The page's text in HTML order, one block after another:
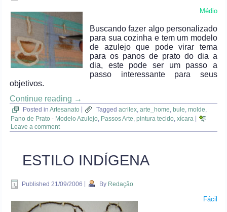
Médio
Buscando fazer algo personalizado
para sua cozinha e tem um modelo
de azulejo que pode virar tema
para os panos de prato do dia a
dia, este pode ser um passo a
passo interessante para seus
objetivos.
Continue reading →
Posted in Artesanato Tagged acrilex ,arte_home ,bule ,molde
Pano de Prato - Modelo Azulejo Passos Arte ,pintura tecido ,xícara
Leave a comment
ESTILO INDÍGENA
Published 21/09/2006 By Redação
Fácil